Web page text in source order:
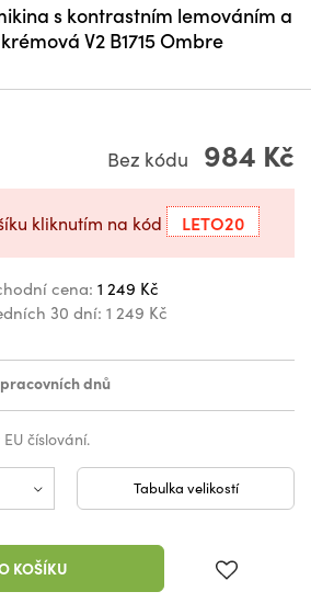
s kontrastním lemováním a
V2 B1715 Ombre
Bez kódu 984 Kč
kliknutím na kód LETO20
cena: 1 249 Kč
30 dní: 1 249 Kč
dnů
číslování.
Tabulka velikostí
KOŠÍKU